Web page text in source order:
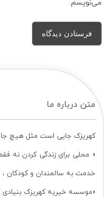
می‌نویسم.
متن درباره ما
کهریزک جایی است مثل هیچ
« محلی برای زندگی کردن نه
خدمت به سالمندان و کودکان ،
«موسسه خیریه کهریزک بنیادی